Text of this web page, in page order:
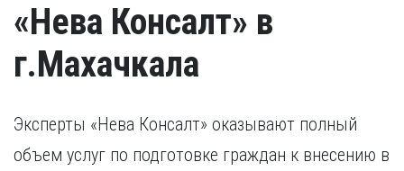
«Нева Консалт» в
г.Махачкала
Эксперты «Нева Консалт» оказывают полный
объем услуг по подготовке граждан к внесению в